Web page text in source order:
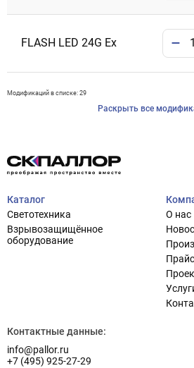
FLASH LED 24G Ex
Модификаций в списке: 29
Раскрыть все
Каталог
Светотехника
Взрывозащищённое
оборудование
О нас
Контактные данные:
info@pallor.ru
+7 (495) 925-27-29